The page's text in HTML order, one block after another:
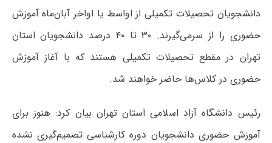
دانشجویان تحصیلات تکمیلی از اواسط یا اواخر آبان‌ماه آموزش
حضوری را از سرمی‌گیرند. ۳۰ تا ۴۰ درصد دانشجویان استان
تهران در مقطع تحصیلات تکمیلی هستند که با آغاز آموزش
حضوری در کلاس‌ها حاضر خواهند شد.
رئیس دانشگاه آزاد اسلامی استان تهران بیان کرد: هنوز برای
آموزش حضوری دانشجویان دوره کارشناسی تصمیم‌گیری نشده